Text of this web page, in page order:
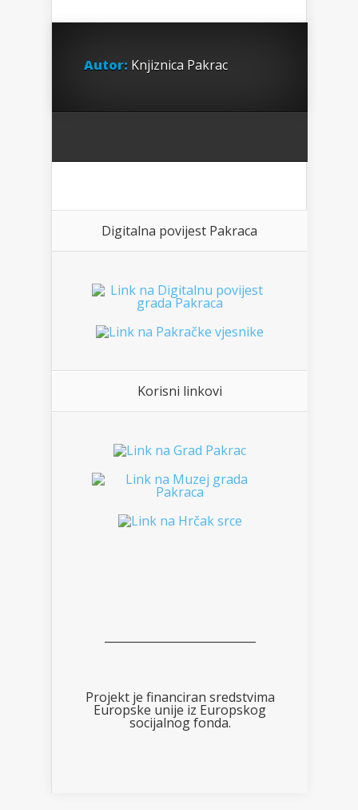
Autor: Knjiznica Pakrac
Digitalna povijest Pakraca
Korisni linkovi
Projekt je financiran sredstvima
Europske unije iz Europskog
socijalnog fonda.